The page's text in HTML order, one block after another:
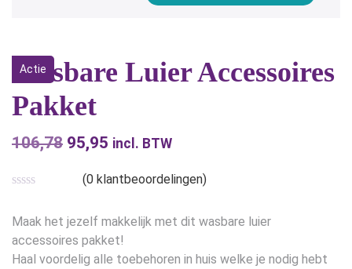
Actie
Wasbare Luier Accessoires
Pakket
106,78 Oorspronkelijke
was:
€106,78.
95,95 Huidige
€95,95.
incl. BTW
(0 klantbeoordelingen)
Maak het jezelf makkelijk met dit wasbare luier
accessoires pakket!
Haal voordelig alle toebehoren in huis welke je nodig hebt